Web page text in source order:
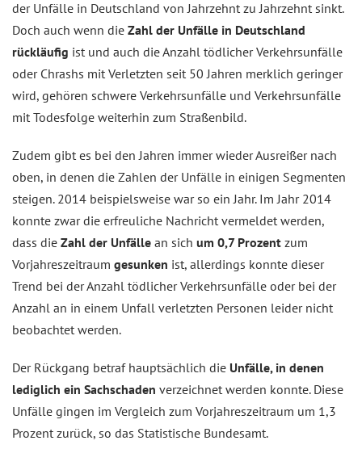
der Unfälle in Deutschland von Jahrzehnt zu Jahrzehnt sinkt.
Doch auch wenn die Zahl der Unfälle in Deutschland
rückläufig ist und auch die Anzahl tödlicher Verkehrsunfälle
oder Chrashs mit Verletzten seit 50 Jahren merklich geringer
wird, gehören schwere Verkehrsunfälle und Verkehrsunfälle
mit Todesfolge weiterhin zum Straßenbild.
Zudem gibt es bei den Jahren immer wieder Ausreißer nach
oben, in denen die Zahlen der Unfälle in einigen Segmenten
steigen. 2014 beispielsweise war so ein Jahr. Im Jahr 2014
konnte zwar die erfreuliche Nachricht vermeldet werden,
dass die Zahl der Unfälle an sich um 0,7 Prozent zum
Vorjahreszeitraum gesunken ist, allerdings konnte dieser
Trend bei der Anzahl tödlicher Verkehrsunfälle oder bei der
Anzahl an in einem Unfall verletzten Personen leider nicht
beobachtet werden.
Der Rückgang betraf hauptsächlich die Unfälle, in denen
lediglich ein Sachschaden verzeichnet werden konnte. Diese
Unfälle gingen im Vergleich zum Vorjahreszeitraum um 1,3
Prozent zurück, so das Statistische Bundesamt.